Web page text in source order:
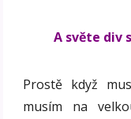
A světe div
Prostě když
musím na